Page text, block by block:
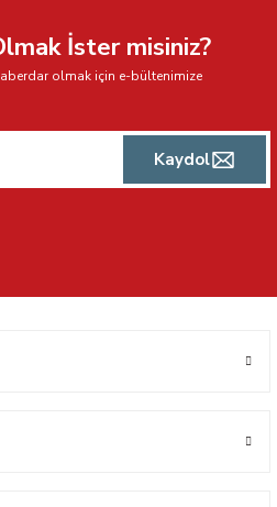
İster misiniz?
olmak için e-bültenimize
Kaydol